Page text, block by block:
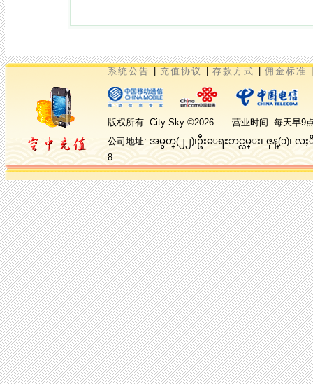
系统公告 充值协议 存款方式 佣金标准
版权所有: City Sky ©2026 营业时间: 每天早9点
公司地址: အမွတ္(၂၂)၊ဦးေရႊဘင္လမ္း၊ ဇုန္(၁)၊ လ
8